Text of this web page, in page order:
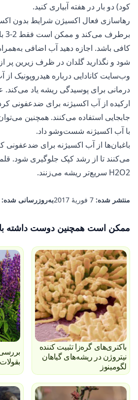
کود) دو بار در هفته آبیاری کنید.
رهاسازی فعال اکسیژن شرایط بدون
کافی باشد. اجازه دهید آب اضافی
شود و نگذارید گلدان در ظرف زیرین پر
وب‌سایت کانادایی درباره هیدروپونیک از
درمانی برای پوسیدگی ریشه یاد می‌کند.
ارکیده از آب اکسیژنه برای ضدعفونی
جابجایی استفاده می‌کنند. همچنین
با آب اکسیژنه شست‌وشو داد.
باغبان‌ها از آب اکسیژنه برای ضدعفونی
می‌کنند تا از رشد کپک جلوگیری شود.
H2O2 سریع‌تر ریشه می‌زنند.
منتشر شده: 7 فوریهٔ 2017 به‌روزرسانی شده:
ممکن است همچنین دوست داشته
باکتری‌های گره‌زا تثبیت کننده
نیتروژن در ریشه‌های گیاهان
لگومینوز
بقولات